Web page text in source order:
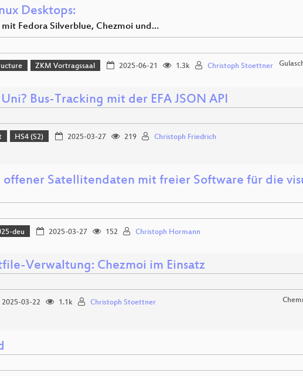
Desktops:
Fedora Silverblue, Chezmoi und…
ZKM Vortragssaal 2025-06-21 1.3k Christoph Stoettner
Bus-Tracking mit der EFA JSON API
HS4 (S2) 2025-03-27 219 Christoph Friedrich
Satellitendaten mit freier Software für die
deu 2025-03-27 152 Christoph Hormann
Verwaltung: Chezmoi im Einsatz
2025-03-22 1.1k Christoph Stoettner